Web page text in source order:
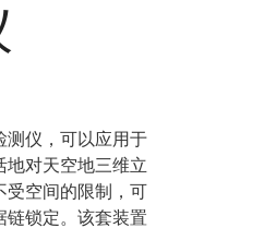
测仪，可以应用于
地对天空地三维立
受空间的限制，可
链锁定。该套装置